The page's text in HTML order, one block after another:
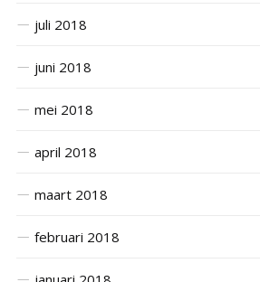
juli 2018
juni 2018
mei 2018
april 2018
maart 2018
februari 2018